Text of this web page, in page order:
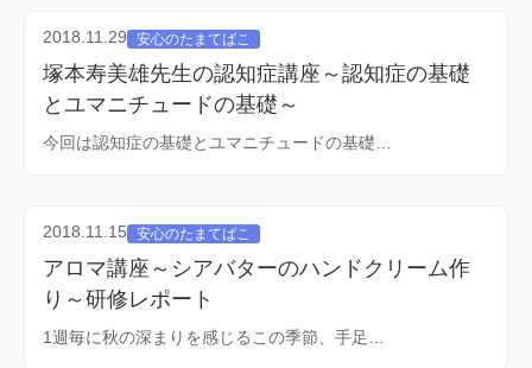
2018.11.29 安心のたまてばこ
塚本寿美雄先生の認知症講座～認知症の基礎
とユマニチュードの基礎～
今回は認知症の基礎とユマニチュードの基礎…
2018.11.15 安心のたまてばこ
アロマ講座～シアバターのハンドクリーム作
り～研修レポート
1週毎に秋の深まりを感じるこの季節、手足…